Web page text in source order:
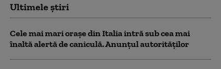
Ultimele știri
Cele mai mari orașe din Italia intră sub cea mai
înaltă alertă de caniculă. Anunțul autorităților